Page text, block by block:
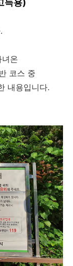
득용)
온
코스 중
내용입니다.